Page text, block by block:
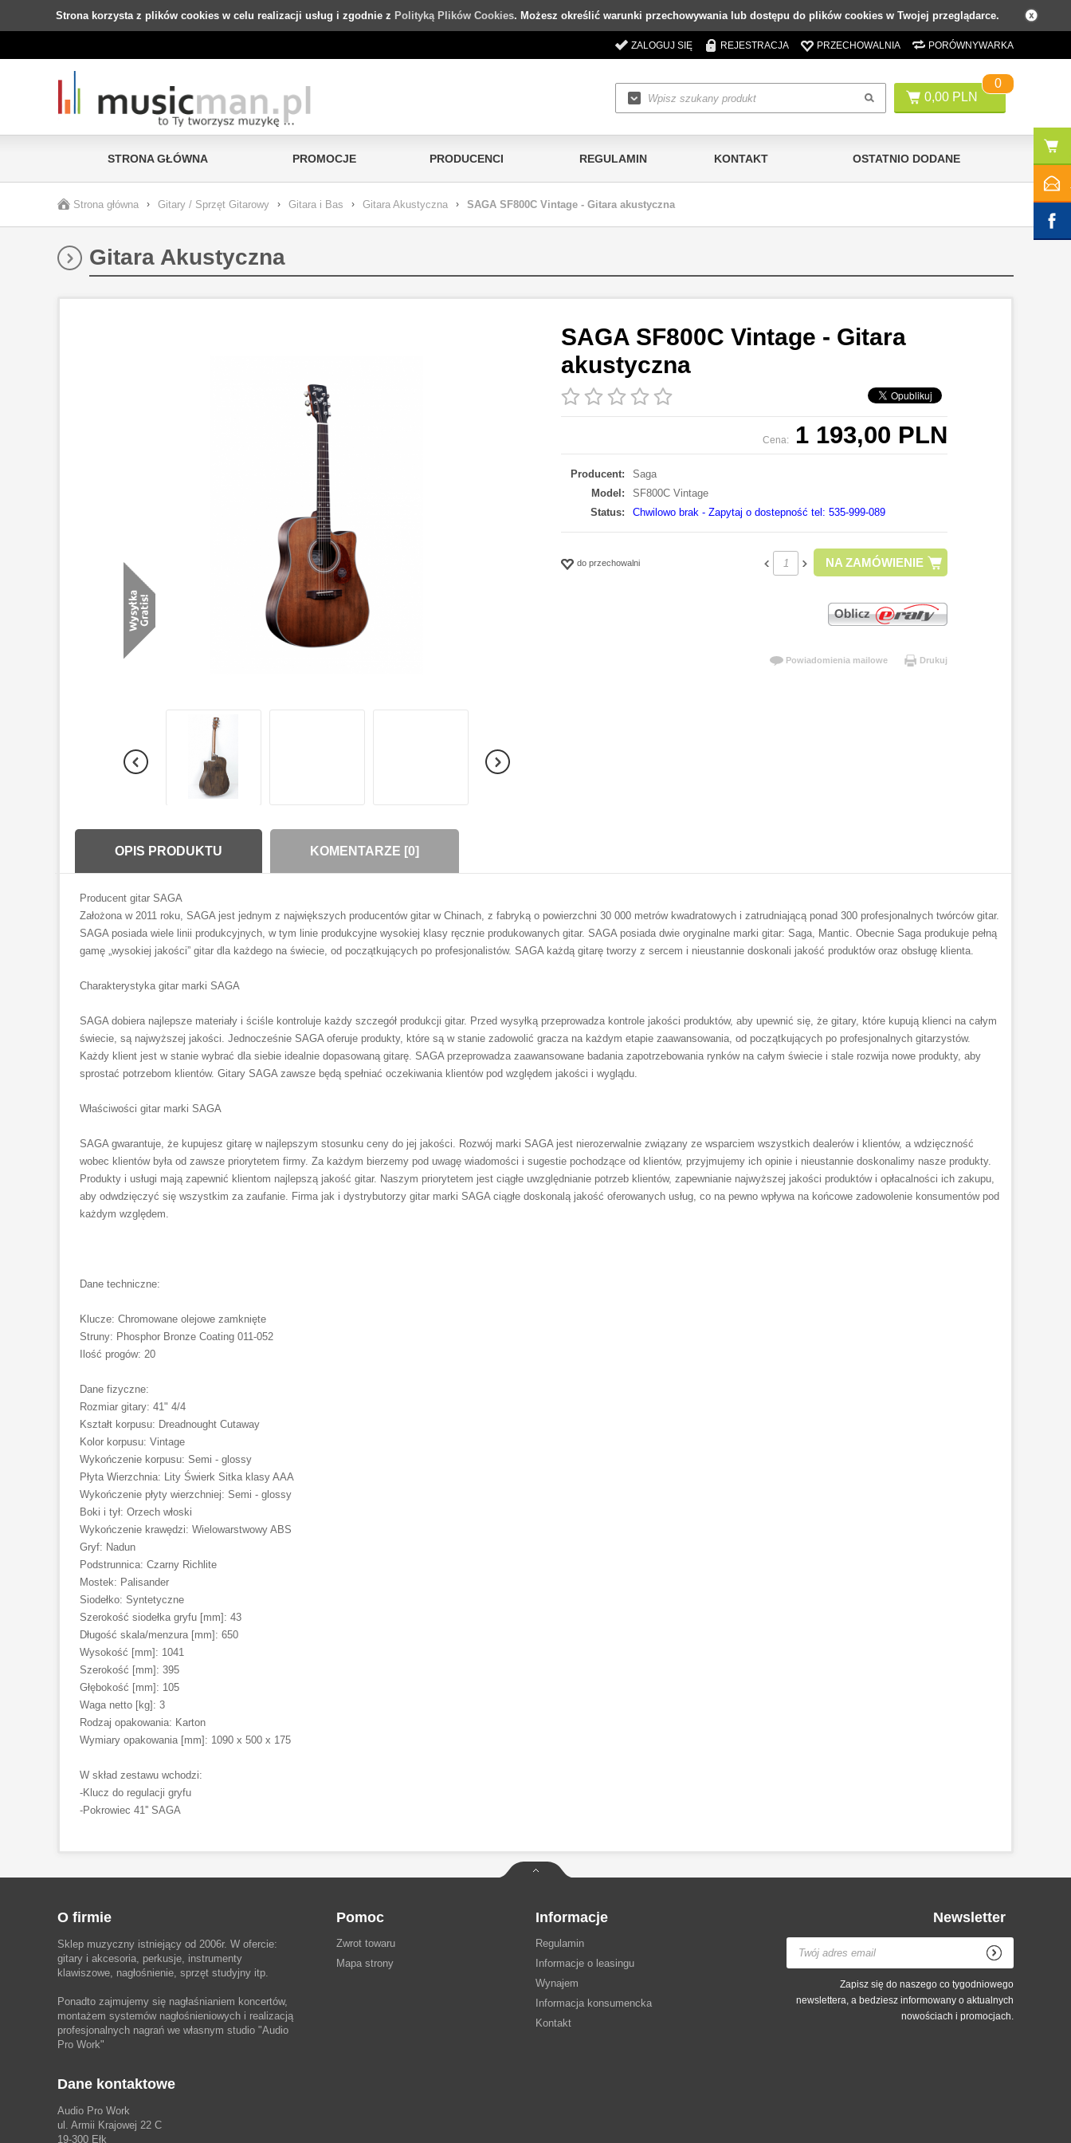
Strona korzysta z plików cookies w celu realizacji usług i zgodnie z Polityką Plików Cookies. Możesz określić warunki przechowywania lub dostępu do plików cookies w Twojej przeglądarce.
ZALOGUJ SIĘ REJESTRACJA PRZECHOWALNIA PORÓWNYWARKA
0,00 PLN
0
STRONA GŁÓWNA PROMOCJE PRODUCENCI REGULAMIN KONTAKT OSTATNIO DODANE
Strona główna › Gitary / Sprzęt Gitarowy › Gitara i Bas › Gitara Akustyczna › SAGA SF800C Vintage - Gitara akustyczna
Gitara Akustyczna
SAGA SF800C Vintage - Gitara
akustyczna
Cena: 1 193,00 PLN
Producent:
Saga
Model:
SF800C Vintage
Status:
Chwilowo brak - Zapytaj o dostepność tel: 535-999-089
do przechowalni NA ZAMÓWIENIE
Powiadomienia mailowe Drukuj
OPIS PRODUKTU KOMENTARZE [0]
Producent gitar SAGA
Założona w 2011 roku, SAGA jest jednym z największych producentów gitar w Chinach, z fabryką o powierzchni 30 000 metrów kwadratowych i zatrudniającą ponad 300 profesjonalnych twórców gitar.
SAGA posiada wiele linii produkcyjnych, w tym linie produkcyjne wysokiej klasy ręcznie produkowanych gitar. SAGA posiada dwie oryginalne marki gitar: Saga, Mantic. Obecnie Saga produkuje pełną
gamę „wysokiej jakości” gitar dla każdego na świecie, od początkujących po profesjonalistów. SAGA każdą gitarę tworzy z sercem i nieustannie doskonali jakość produktów oraz obsługę klienta.
Charakterystyka gitar marki SAGA
SAGA dobiera najlepsze materiały i ściśle kontroluje każdy szczegół produkcji gitar. Przed wysyłką przeprowadza kontrole jakości produktów, aby upewnić się, że gitary, które kupują klienci na całym
świecie, są najwyższej jakości. Jednocześnie SAGA oferuje produkty, które są w stanie zadowolić gracza na każdym etapie zaawansowania, od początkujących po profesjonalnych gitarzystów.
Każdy klient jest w stanie wybrać dla siebie idealnie dopasowaną gitarę. SAGA przeprowadza zaawansowane badania zapotrzebowania rynków na całym świecie i stale rozwija nowe produkty, aby
sprostać potrzebom klientów. Gitary SAGA zawsze będą spełniać oczekiwania klientów pod względem jakości i wyglądu.
Właściwości gitar marki SAGA
SAGA gwarantuje, że kupujesz gitarę w najlepszym stosunku ceny do jej jakości. Rozwój marki SAGA jest nierozerwalnie związany ze wsparciem wszystkich dealerów i klientów, a wdzięczność
wobec klientów była od zawsze priorytetem firmy. Za każdym bierzemy pod uwagę wiadomości i sugestie pochodzące od klientów, przyjmujemy ich opinie i nieustannie doskonalimy nasze produkty.
Produkty i usługi mają zapewnić klientom najlepszą jakość gitar. Naszym priorytetem jest ciągłe uwzględnianie potrzeb klientów, zapewnianie najwyższej jakości produktów i opłacalności ich zakupu,
aby odwdzięczyć się wszystkim za zaufanie. Firma jak i dystrybutorzy gitar marki SAGA ciągłe doskonalą jakość oferowanych usług, co na pewno wpływa na końcowe zadowolenie konsumentów pod
każdym względem.
Dane techniczne:
Klucze: Chromowane olejowe zamknięte
Struny: Phosphor Bronze Coating 011-052
Ilość progów: 20
Dane fizyczne:
Rozmiar gitary: 41" 4/4
Kształt korpusu: Dreadnought Cutaway
Kolor korpusu: Vintage
Wykończenie korpusu: Semi - glossy
Płyta Wierzchnia: Lity Świerk Sitka klasy AAA
Wykończenie płyty wierzchniej: Semi - glossy
Boki i tył: Orzech włoski
Wykończenie krawędzi: Wielowarstwowy ABS
Gryf: Nadun
Podstrunnica: Czarny Richlite
Mostek: Palisander
Siodełko: Syntetyczne
Szerokość siodełka gryfu [mm]: 43
Długość skala/menzura [mm]: 650
Wysokość [mm]: 1041
Szerokość [mm]: 395
Głębokość [mm]: 105
Waga netto [kg]: 3
Rodzaj opakowania: Karton
Wymiary opakowania [mm]: 1090 x 500 x 175
W skład zestawu wchodzi:
-Klucz do regulacji gryfu
-Pokrowiec 41'' SAGA
Newsletter
Zapisz się do naszego co tygodniowego
newslettera, a bedziesz informowany o aktualnych
nowościach i promocjach.
Informacje
Regulamin
Informacje o leasingu
Wynajem
Informacja konsumencka
Kontakt
Pomoc
Zwrot towaru
Mapa strony
O firmie
Sklep muzyczny istniejący od 2006r. W ofercie:
gitary i akcesoria, perkusje, instrumenty
klawiszowe, nagłośnienie, sprzęt studyjny itp.
Ponadto zajmujemy się nagłaśnianiem koncertów,
montażem systemów nagłośnieniowych i realizacją
profesjonalnych nagrań we własnym studio "Audio
Pro Work"
Dane kontaktowe
Audio Pro Work
ul. Armii Krajowej 22 C
19-300 Ełk